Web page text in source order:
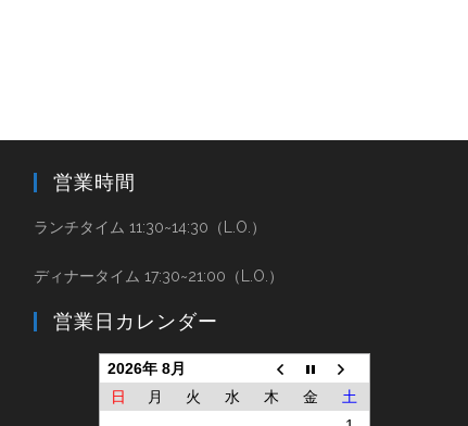
営業時間
ランチタイム 11:30~14:30（L.O.）
ディナータイム 17:30~21:00（L.O.）
営業日カレンダー
2026年 8月
日
月 火 水 木 金
土